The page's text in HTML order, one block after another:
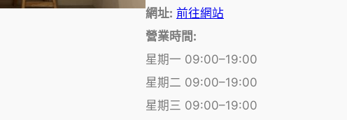
網址: 前往網站
營業時間:
星期一 09:00–19:00
星期二 09:00–19:00
星期三 09:00–19:00